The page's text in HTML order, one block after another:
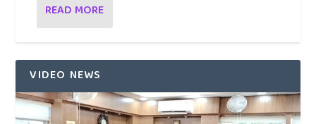
READ MORE
VIDEO NEWS